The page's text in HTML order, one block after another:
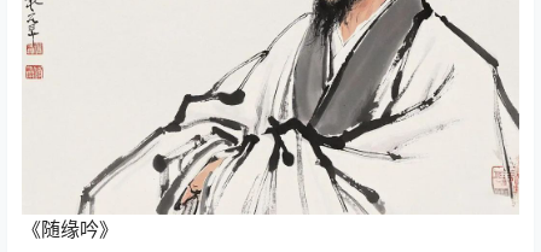
《随缘吟》